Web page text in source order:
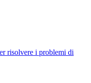
risolvere i problemi di